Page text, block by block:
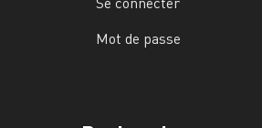
Mot de passe